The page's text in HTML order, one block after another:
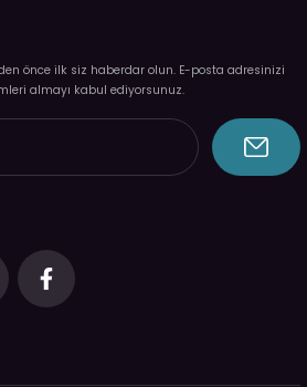
önce ilk siz haberdar olun. E-posta adresinizi
almayı kabul ediyorsunuz.